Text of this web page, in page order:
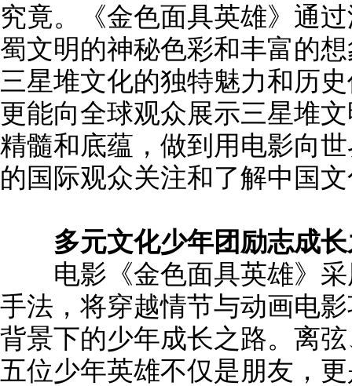
究竟。《金色面具英雄》通
蜀文明的神秘色彩和丰富的
三星堆文化的独特魅力和历
更能向全球观众展示三星堆
精髓和底蕴，做到用电影向
的国际观众关注和了解中国
多元文化少年团励志成长
电影《金色面具英雄》采
手法，将穿越情节与动画电
背景下的少年成长之路。离
五位少年英雄不仅是朋友，